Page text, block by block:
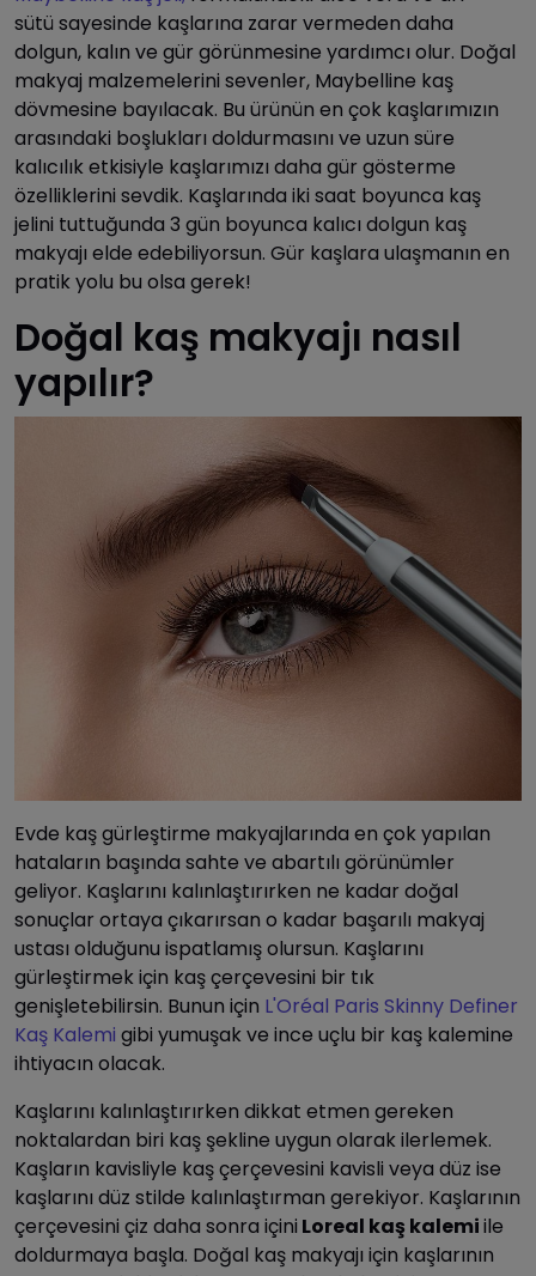
sütü sayesinde kaşlarına zarar vermeden daha
dolgun, kalın ve gür görünmesine yardımcı olur. Doğal
makyaj malzemelerini sevenler, Maybelline kaş
dövmesine bayılacak. Bu ürünün en çok kaşlarımızın
arasındaki boşlukları doldurmasını ve uzun süre
kalıcılık etkisiyle kaşlarımızı daha gür gösterme
özelliklerini sevdik. Kaşlarında iki saat boyunca kaş
jelini tuttuğunda 3 gün boyunca kalıcı dolgun kaş
makyajı elde edebiliyorsun. Gür kaşlara ulaşmanın en
pratik yolu bu olsa gerek!
Doğal kaş makyajı nasıl
yapılır?
Evde kaş gürleştirme makyajlarında en çok yapılan
hataların başında sahte ve abartılı görünümler
geliyor. Kaşlarını kalınlaştırırken ne kadar doğal
sonuçlar ortaya çıkarırsan o kadar başarılı makyaj
ustası olduğunu ispatlamış olursun. Kaşlarını
gürleştirmek için kaş çerçevesini bir tık
genişletebilirsin. Bunun için L'Oréal Paris Skinny Definer
Kaş Kalemi gibi yumuşak ve ince uçlu bir kaş kalemine
ihtiyacın olacak.
Kaşlarını kalınlaştırırken dikkat etmen gereken
noktalardan biri kaş şekline uygun olarak ilerlemek.
Kaşların kavisliyle kaş çerçevesini kavisli veya düz ise
kaşlarını düz stilde kalınlaştırman gerekiyor. Kaşlarının
çerçevesini çiz daha sonra içini Loreal kaş kalemiile
doldurmaya başla. Doğal kaş makyajı için kaşlarının